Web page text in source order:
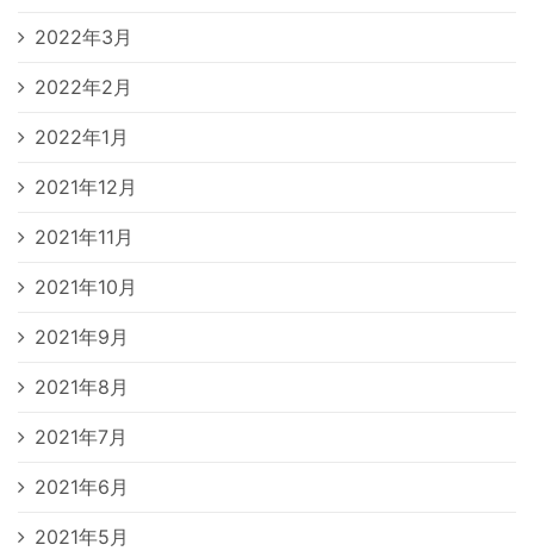
2022年3月
2022年2月
2022年1月
2021年12月
2021年11月
2021年10月
2021年9月
2021年8月
2021年7月
2021年6月
2021年5月